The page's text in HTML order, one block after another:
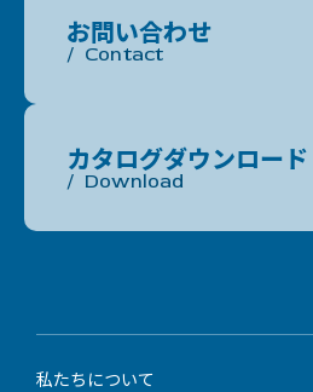
お問い合わせ
Contact
カタログダウンロード
Download
私たちについて